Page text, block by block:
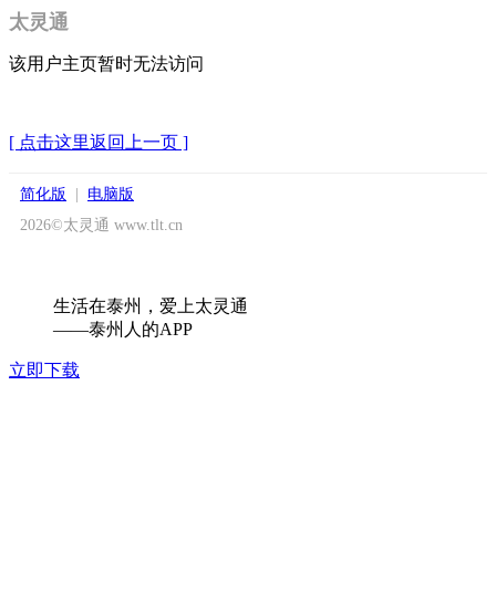
太灵通
该用户主页暂时无法访问
[ 点击这里返回上一页 ]
简化版
电脑版
2026©太灵通 www.tlt.cn
生活在泰州，爱上太灵通
——泰州人的APP
立即下载